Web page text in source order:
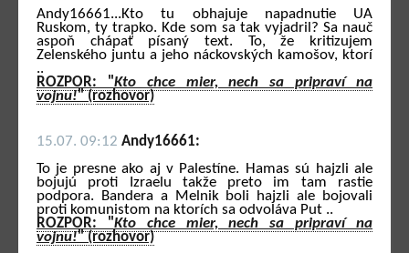
Andy16661...Kto tu obhajuje napadnutie UA
Ruskom, ty trapko. Kde som sa tak vyjadril? Sa nauč
aspoň chápať písaný text. To, že kritizujem
Zelenského juntu a jeho náckovských kamošov, ktorí
..
ROZPOR: "Kto chce mier, nech sa pripraví na
vojnu!" (rozhovor)
15.07. 09:12 Andy16661:
To je presne ako aj v Palestíne. Hamas sú hajzli ale
bojujú proti Izraelu takže preto im tam rastie
podpora. Bandera a Melnik boli hajzli ale bojovali
proti komunistom na ktorích sa odvoláva Put ..
ROZPOR: "Kto chce mier, nech sa pripraví na
vojnu!" (rozhovor)